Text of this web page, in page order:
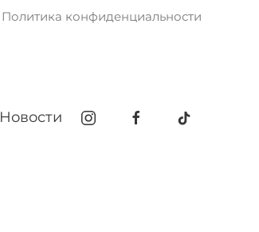
Политика конфиденциальности
Новости